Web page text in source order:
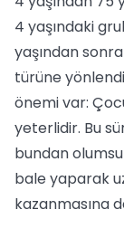
4 yaşındaki
yaşından
türüne
önemi var:
yeterlidir. Bu
bundan
bale yaparak
kazanmasına